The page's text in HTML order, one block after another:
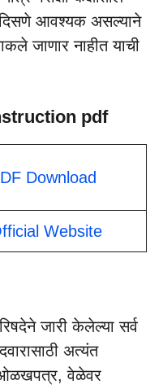
दिसणे आवश्यक असल्याने
जाणार नाहीत याची
pdf
Download
Website
जारी केलेल्या सर्व
अत्यंत
वेळेवर